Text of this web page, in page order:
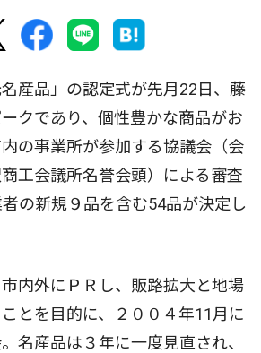
産品」の認定式が先月22日、藤
クであり、個性豊かな商品がお
の事業所が参加する協議会（会
工会議所名誉会頭）による審査
の新規９品を含む54品が決定し
内外にＰＲし、販路拡大と地場
とを目的に、２００４年11月に
名産品は３年に一度見直され、